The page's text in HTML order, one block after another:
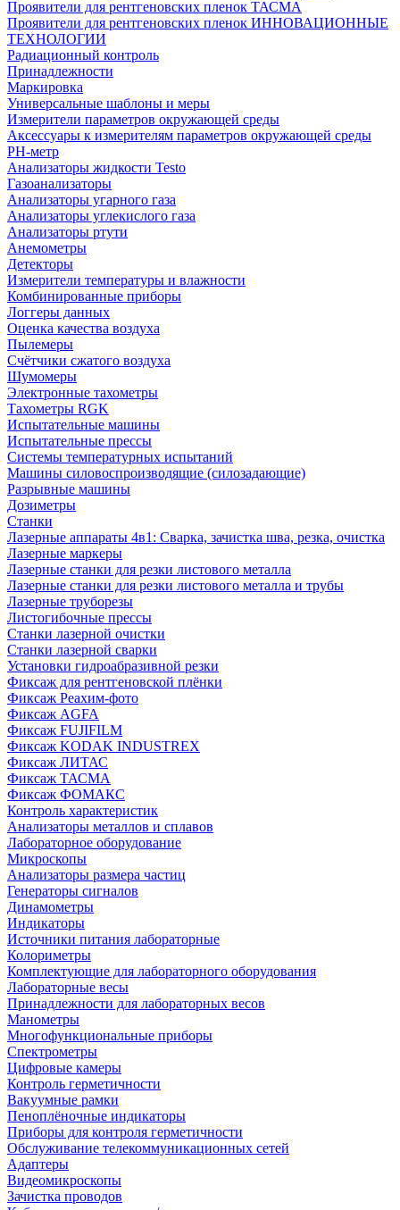
Проявители для рентгеновских пленок ТАСМА
Проявители для рентгеновских пленок ИННОВАЦИОННЫЕ
ТЕХНОЛОГИИ
Радиационный контроль
Принадлежности
Маркировка
Универсальные шаблоны и меры
Измерители параметров окружающей среды
Аксессуары к измерителям параметров окружающей среды
PH-метр
Анализаторы жидкости Testo
Газоанализаторы
Анализаторы угарного газа
Анализаторы углекислого газа
Анализаторы ртути
Анемометры
Детекторы
Измерители температуры и влажности
Комбинированные приборы
Логгеры данных
Оценка качества воздуха
Пылемеры
Счётчики сжатого воздуха
Шумомеры
Электронные тахометры
Тахометры RGK
Испытательные машины
Испытательные прессы
Системы температурных испытаний
Машины силовоспроизводящие (силозадающие)
Разрывные машины
Дозиметры
Станки
Лазерные аппараты 4в1: Сварка, зачистка шва, резка, очистка
Лазерные маркеры
Лазерные станки для резки листового металла
Лазерные станки для резки листового металла и трубы
Лазерные труборезы
Листогибочные прессы
Станки лазерной очистки
Станки лазерной сварки
Установки гидроабразивной резки
Фиксаж для рентгеновской плёнки
Фиксаж Реахим-фото
Фиксаж AGFA
Фиксаж FUJIFILM
Фиксаж KODAK INDUSTREX
Фиксаж ЛИТАС
Фиксаж ТАСМА
Фиксаж ФОМАКС
Контроль характеристик
Анализаторы металлов и сплавов
Лабораторное оборудование
Микроскопы
Анализаторы размера частиц
Генераторы сигналов
Динамометры
Индикаторы
Источники питания лабораторные
Колориметры
Комплектующие для лабораторного оборудования
Лабораторные весы
Принадлежности для лабораторных весов
Манометры
Многофункциональные приборы
Спектрометры
Цифровые камеры
Контроль герметичности
Вакуумные рамки
Пеноплёночные индикаторы
Приборы для контроля герметичности
Обслуживание телекоммуникационных сетей
Адаптеры
Видеомикроскопы
Зачистка проводов